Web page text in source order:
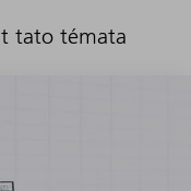
tato témata